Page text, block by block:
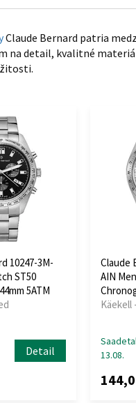
Claude Bernard patria
na detail, kvalitné
10247-3M-
ST50
5ATM
Detail
Claude
AIN
Käekell
13.08.